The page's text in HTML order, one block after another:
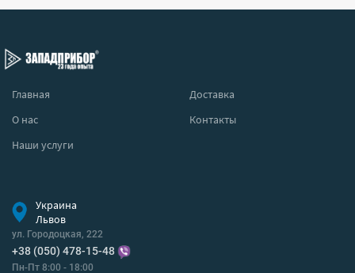
Главная
Доставка
О нас
Контакты
Наши услуги
Украина
Львов
ул. Городоцкая, 222
+38 (050) 478-15-48
Пн-Пт 8:00 - 18:00